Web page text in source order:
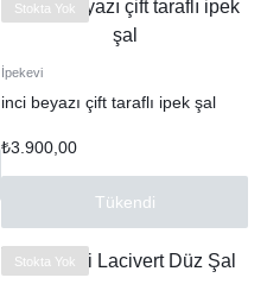
Stokta Yok
İpekevi
inci beyazı çift taraflı ipek şal
₺3.900,00
Tükendi
Stokta Yok